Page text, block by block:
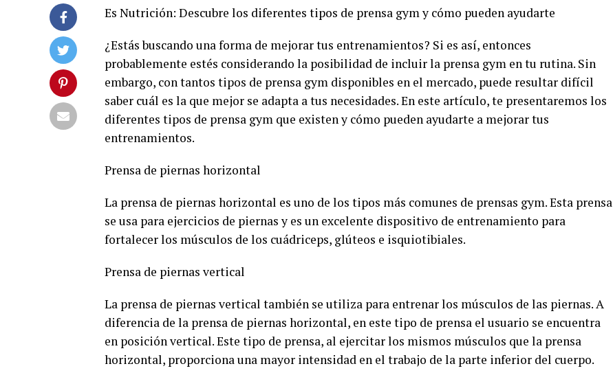
Es Nutrición: Descubre los diferentes tipos de prensa gym y cómo pueden ayudarte
¿Estás buscando una forma de mejorar tus entrenamientos? Si es así, entonces
probablemente estés considerando la posibilidad de incluir la prensa gym en tu rutina. Sin
embargo, con tantos tipos de prensa gym disponibles en el mercado, puede resultar difícil
saber cuál es la que mejor se adapta a tus necesidades. En este artículo, te presentaremos los
diferentes tipos de prensa gym que existen y cómo pueden ayudarte a mejorar tus
entrenamientos.
Prensa de piernas horizontal
La prensa de piernas horizontal es uno de los tipos más comunes de prensas gym. Esta prensa
se usa para ejercicios de piernas y es un excelente dispositivo de entrenamiento para
fortalecer los músculos de los cuádriceps, glúteos e isquiotibiales.
Prensa de piernas vertical
La prensa de piernas vertical también se utiliza para entrenar los músculos de las piernas. A
diferencia de la prensa de piernas horizontal, en este tipo de prensa el usuario se encuentra
en posición vertical. Este tipo de prensa, al ejercitar los mismos músculos que la prensa
horizontal, proporciona una mayor intensidad en el trabajo de la parte inferior del cuerpo.